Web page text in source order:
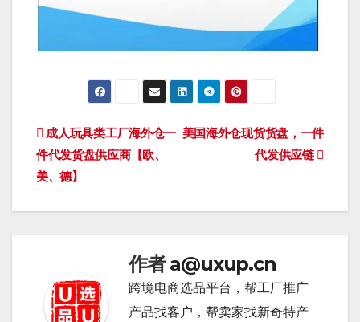
文
章
导
美国海外仓现货货盘，一件
代发供应链
成人玩具类工厂海外仓一
件代发货盘供应商【欧、
美、德】
作者a@uxup.cn
跨境电商选品平台，帮工厂推广
产品找客户，帮卖家找新奇特产